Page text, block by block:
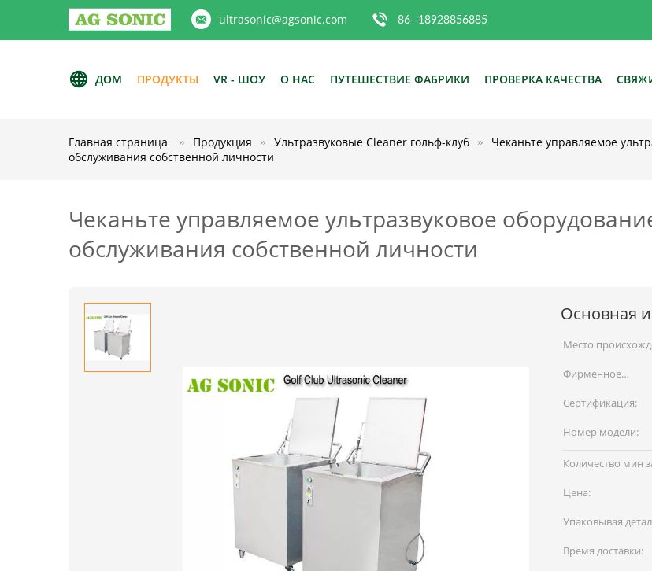
ultrasonic@agsonic.com 86--18928856885
ДОМ ПРОДУКТЫ VR - ШОУ О НАС ПУТЕШЕСТВИЕ ФАБРИКИ ПРОВЕРКА КАЧЕСТВА
Главная страница Продукция Ультразвуковые Cleaner гольф-клуб
Чеканьте управляемое
обслуживания собственной личности
Чеканьте управляемое ультразвуковое
обслуживания собственной личности
Основная
Место
Фирменное
наименование:
Сертификация:
Номер модели:
Количество мин
Цена:
Упаковывая
Время доставки: